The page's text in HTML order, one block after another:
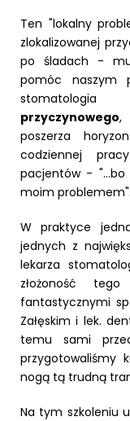
Ten "lokalny
zlokalizowanej
po śladach -
pomóc naszym
przyczynowego,
poszerza
codziennej
pacjentów - "...bo
moim problemem".
W praktyce
jednych z
lekarza
złożoność
fantastycznymi
Załęskim i lek.
temu sami
przygotowaliśmy
nogą tą trudną
Na tym szkoleniu